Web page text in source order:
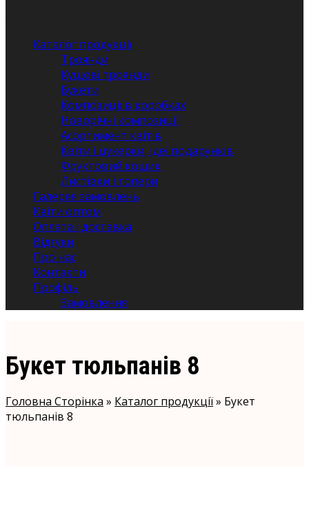
Каталог продукції
Троянди
Кущові троянди
Букети
Композиції в коробках
Новорічні композиції
Асортимент квітів
Квіти і цукерки, ідеї подарунків
Фруктовий кошик
Листівки і топери
Галерея замовлень
Квіти оптом
Оплата і доставка
Відгуки
Про нас
Контакти
Профіль
Замовлення
Букет тюльпанів 8
Головна Сторінка » Каталог продукції» Букет
тюльпанів 8